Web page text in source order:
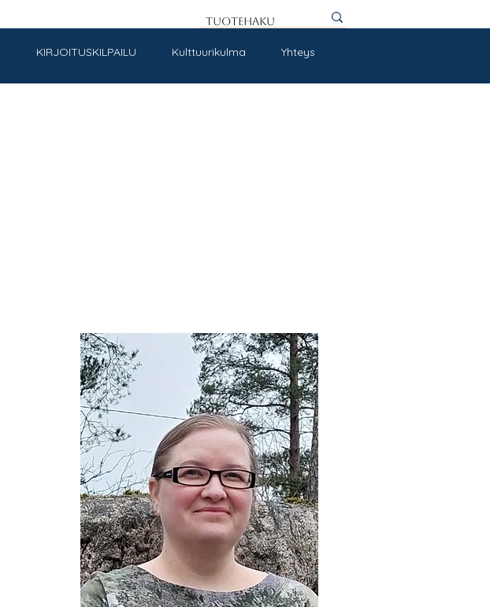
KIRJOITUSKILPAILU Kulttuurikulma Yhteys